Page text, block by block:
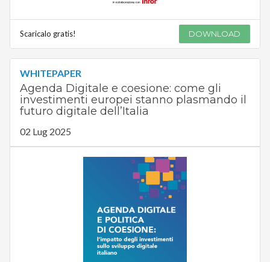
Scaricalo gratis! DOWNLOAD
WHITEPAPER
Agenda Digitale e coesione: come gli
investimenti europei stanno plasmando il
futuro digitale dell’Italia
02 Lug 2025